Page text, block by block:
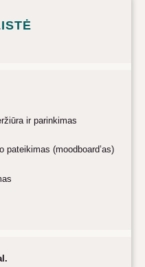
ir parinkimas
(moodboard’as)